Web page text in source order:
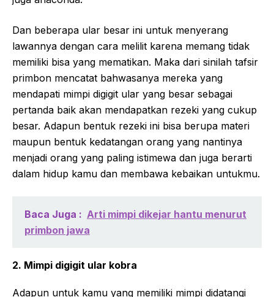
Dan beberapa ular besar ini untuk menyerang
lawannya dengan cara melilit karena memang tidak
memiliki bisa yang mematikan. Maka dari sinilah tafsir
primbon mencatat bahwasanya mereka yang
mendapati mimpi digigit ular yang besar sebagai
pertanda baik akan mendapatkan rezeki yang cukup
besar. Adapun bentuk rezeki ini bisa berupa materi
maupun bentuk kedatangan orang yang nantinya
menjadi orang yang paling istimewa dan juga berarti
dalam hidup kamu dan membawa kebaikan untukmu.
Baca Juga : Arti mimpi dikejar hantu menurut
primbon jawa
2. Mimpi digigit ular kobra
Adapun untuk kamu yang memiliki mimpi didatangi